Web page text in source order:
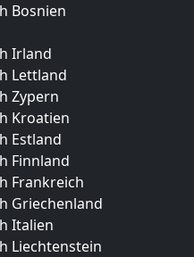
Bosnien
Irland
Lettland
Zypern
Kroatien
Estland
Finnland
Frankreich
Griechenland
Italien
Liechtenstein